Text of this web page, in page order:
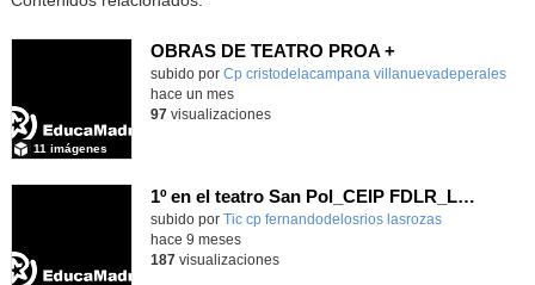
OBRAS DE TEATRO PROA +
subido por Cp cristodelacampana villanuevadeperales
11 imágenes
-
hace un mes
97visualizaciones
1º en el teatro San Pol_CEIP FDLR_Las Rozas
Contenido educativo.
subido por Tic cp fernandodelosrios lasrozas-
hace 9 meses
187visualizaciones